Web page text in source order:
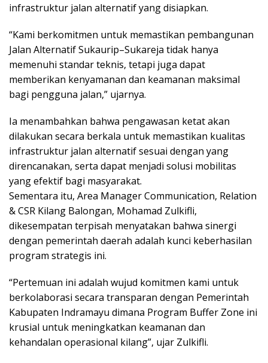
infrastruktur jalan alternatif yang disiapkan.
“Kami berkomitmen untuk memastikan pembangunan
Jalan Alternatif Sukaurip–Sukareja tidak hanya
memenuhi standar teknis, tetapi juga dapat
memberikan kenyamanan dan keamanan maksimal
bagi pengguna jalan,” ujarnya.
Ia menambahkan bahwa pengawasan ketat akan
dilakukan secara berkala untuk memastikan kualitas
infrastruktur jalan alternatif sesuai dengan yang
direncanakan, serta dapat menjadi solusi mobilitas
yang efektif bagi masyarakat.
Sementara itu, Area Manager Communication, Relation
& CSR Kilang Balongan, Mohamad Zulkifli,
dikesempatan terpisah menyatakan bahwa sinergi
dengan pemerintah daerah adalah kunci keberhasilan
program strategis ini.
“Pertemuan ini adalah wujud komitmen kami untuk
berkolaborasi secara transparan dengan Pemerintah
Kabupaten Indramayu dimana Program Buffer Zone ini
krusial untuk meningkatkan keamanan dan
kehandalan operasional kilang”, ujar Zulkifli.